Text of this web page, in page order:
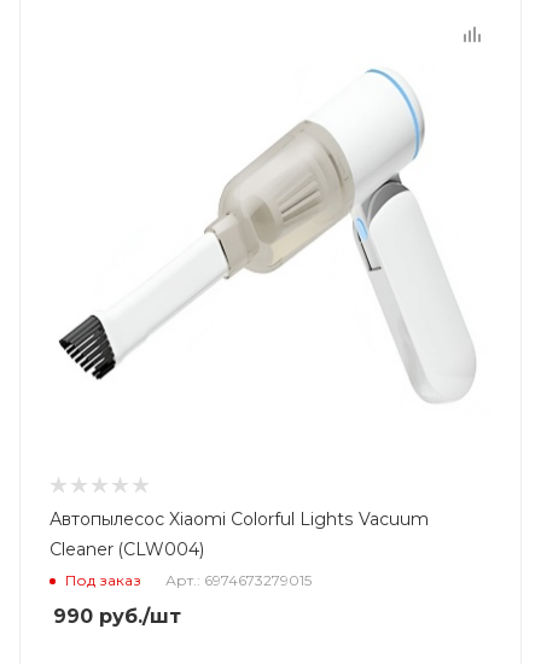
Автопылесос Xiaomi Colorful Lights Vacuum
Cleaner (CLW004)
Под заказ Арт.: 6974673279015
990 руб./шт